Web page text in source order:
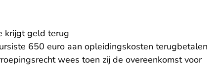
krijgt geld terug
650 euro aan opleidingskosten terugbetalen
wees toen zij de overeenkomst voor